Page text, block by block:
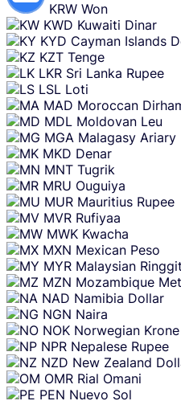
KRW Won
KWD Kuwaiti Dinar
KYD Cayman Islands
KZT Tenge
LKR Sri Lanka Rupee
LSL Loti
MAD Moroccan
MDL Moldovan Leu
MGA Malagasy Ariary
MKD Denar
MNT Tugrik
MRU Ouguiya
MUR Mauritius Rupee
MVR Rufiyaa
MWK Kwacha
MXN Mexican Peso
MYR Malaysian Ringgit
MZN Mozambique
NAD Namibia Dollar
NGN Naira
NOK Norwegian Krone
NPR Nepalese Rupee
NZD New Zealand
OMR Rial Omani
PEN Nuevo Sol